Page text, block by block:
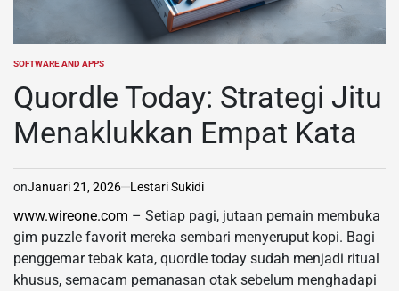
POSTED
SOFTWARE AND APPS
Quordle Today: Strategi Jitu
Menaklukkan Empat Kata
onJanuari 21, 2026 Lestari Sukidi
www.wireone.com – Setiap pagi, jutaan pemain membuka
gim puzzle favorit mereka sembari menyeruput kopi. Bagi
penggemar tebak kata, quordle today sudah menjadi ritual
khusus, semacam pemanasan otak sebelum menghadapi